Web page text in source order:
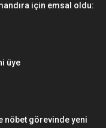
için emsal oldu:
üye
nöbet görevinde yeni